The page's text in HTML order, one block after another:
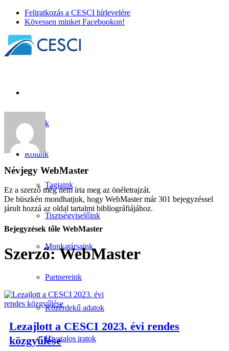
Feliratkozás a CESCI hírlevelére
Kövessen minket Facebookon!
Híreink
Rólunk
Tagjaink
Tisztségviselőink
Munkatársaink
Partnereink
Közérdekű adatok
Hivatalos iratok
Névjegy WebMaster
Ez a szerző még nem írta meg az önéletrajzát.
De büszkén mondhatjuk, hogy WebMastermár 301 bejegyzéssel
járult hozzá az oldal tartalmi bibliográfiájához.
Bejegyzések tőle WebMaster
Szerző:WebMaster
Lezajlott a CESCI 2023. évi rendes
közgyűlése